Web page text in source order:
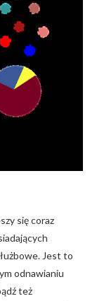
się coraz
Jest to
odnawianiu
też